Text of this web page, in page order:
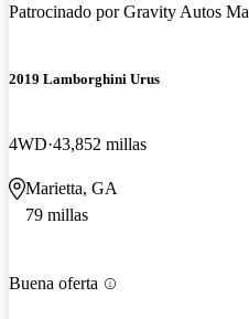
Patrocinado porGravity Autos
2019 Lamborghini Urus
4WD 43,852 millas
Marietta, GA
79 millas
Buena oferta